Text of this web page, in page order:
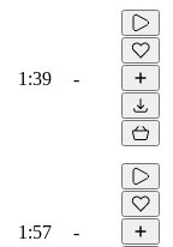
1:39 -
1:57 -